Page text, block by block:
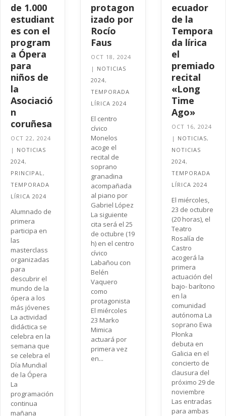
de 1.000
estudiant
es con el
program
a Ópera
para
niños de
la
Asociació
n
coruñesa
OCT 22, 2024
| NOTICIAS
2024,
PRINCIPAL,
TEMPORADA
LÍRICA 2024
Alumnado de
primera
participa en
las
masterclass
organizadas
para
descubrir el
mundo de la
ópera a los
más jóvenes
La actividad
didáctica se
celebra en la
semana que
se celebra el
Día Mundial
de la Ópera
La
programación
continua
mañana
protagon
izado por
Rocío
Faus
OCT 18, 2024
| NOTICIAS
2024,
TEMPORADA
LÍRICA 2024
El centro
cívico
Monelos
acoge el
recital de
soprano
granadina
acompañada
al piano por
Gabriel López
La siguiente
cita será el 25
de octubre (19
h) en el centro
cívico
Labañou con
Belén
Vaquero
como
protagonista
El miércoles
23 Marko
Mimica
actuará por
primera vez
en...
ecuador
de la
Tempora
da lírica
el
premiado
recital
«Long
Time
Ago»
OCT 16, 2024
| NOTICIAS,
NOTICIAS
2024,
TEMPORADA
LÍRICA 2024
El miércoles,
23 de octubre
(20 horas), el
Teatro
Rosalía de
Castro
acogerá la
primera
actuación del
bajo- barítono
en la
comunidad
autónoma La
soprano Ewa
Płonka
debuta en
Galicia en el
concierto de
clausura del
próximo 29 de
noviembre
Las entradas
para ambas